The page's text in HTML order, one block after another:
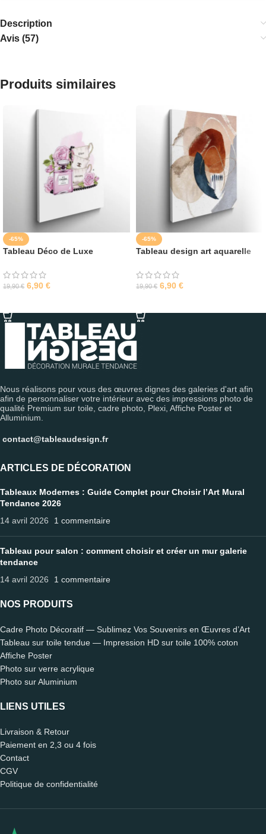
Description
Avis (57)
Produits similaires
-65%
Tableau Déco de Luxe
19,90€ 6,90 €
-65%
Tableau design art aquarelle
19,90€ 6,90 €
Nous réalisons pour vous des œuvres dignes des galeries d'art afin
afin de personnaliser votre intérieur avec des impressions photo de
qualité Premium sur toile, cadre photo, Plexi, Affiche Poster et
Alluminium.
contact@tableaudesign.fr
ARTICLES DE DÉCORATION
Tableaux Modernes : Guide Complet pour Choisir l’Art Mural
Tendance 2026
14 avril 2026
1 commentaire
Tableau pour salon : comment choisir et créer un mur galerie
tendance
14 avril 2026
1 commentaire
NOS PRODUITS
Cadre Photo Décoratif — Sublimez Vos Souvenirs en Œuvres d’Art
Tableau sur toile tendue — Impression HD sur toile 100% coton
Affiche Poster
Photo sur verre acrylique
Photo sur Aluminium
LIENS UTILES
Livraison & Retour
Paiement en 2,3 ou 4 fois
Contact
CGV
Politique de confidentialité